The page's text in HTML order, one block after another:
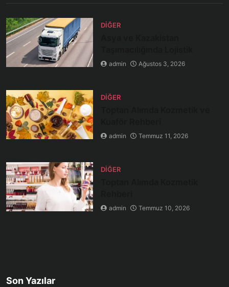
DIĞER
admin Ağustos 3, 2026
DIĞER
admin Temmuz 11, 2026
DIĞER
admin Temmuz 10, 2026
Son Yazılar